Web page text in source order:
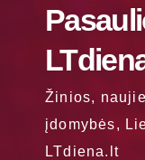
Žinios,
įdomybės,
LTdiena.lt